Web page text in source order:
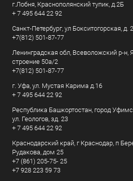
г.Лобня, Краснополянский тупик, д.2Б
+ 7 495 644 22 92
Санкт-Петербург, ул Бокситогорская, д.
+7(812) 501-87-77
Ленинградская обл, Всеволожский р-н,
строение 50а/2
+7(812) 501-87-77
г. Уфа, ул. Мустая Карима д.16
+ 7 495 644 22 92
Республика Башкортостан, город
ул. Геологов, зд. 23
+ 7 495 644 22 92
Краснодарский край, г Краснодар, п
Рудакова, дом 25
+7 (861) 205-75- 25
+7 928 223 59 73